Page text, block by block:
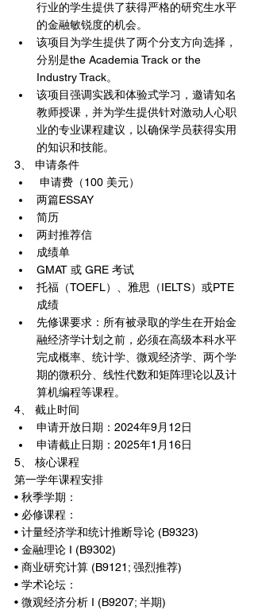
行业的学生提供了获得严格的研究生水平
的金融敏锐度的机会。
该项目为学生提供了两个分支方向选择，
分别是the Academia Track or the
Industry Track。
该项目强调实践和体验式学习，邀请知名
教师授课，并为学生提供针对激动人心职
业的专业课程建议，以确保学员获得实用
的知识和技能。
3、 申请条件
申请费（100 美元）
两篇ESSAY
简历
两封推荐信
成绩单
GMAT 或 GRE 考试
托福（TOEFL）、雅思（IELTS）或PTE
成绩
先修课要求：所有被录取的学生在开始金
融经济学计划之前，必须在高级本科水平
完成概率、统计学、微观经济学、两个学
期的微积分、线性代数和矩阵理论以及计
算机编程等课程。
4、 截止时间
申请开放日期：2024年9月12日
申请截止日期：2025年1月16日
5、 核心课程
第一学年课程安排
• 秋季学期：
• 必修课程：
• 计量经济学和统计推断导论 (B9323)
• 金融理论 I (B9302)
• 商业研究计算 (B9121; 强烈推荐)
• 学术论坛：
• 微观经济分析 I (B9207; 半期)